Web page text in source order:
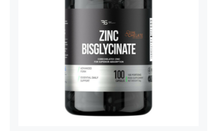
Cink Bisglicinat 20 mg – Zinc
Bisglycinate CoreChelate®, 100
kapsula
Basic supplements Svi proizvodi Vitaminko
1.350,00рсд